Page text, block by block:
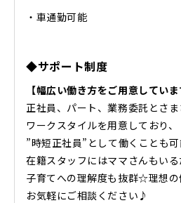
・車通勤可能
◆サポート制度
【幅広い働き方をご用意してい
正社員、パート、業務委託とさ
ワークスタイルを用意しており、
”時短正社員”として働くことも可
在籍スタッフにはママさんもいる
子育てへの理解度も抜群☆理想の
お気軽にご相談ください♪